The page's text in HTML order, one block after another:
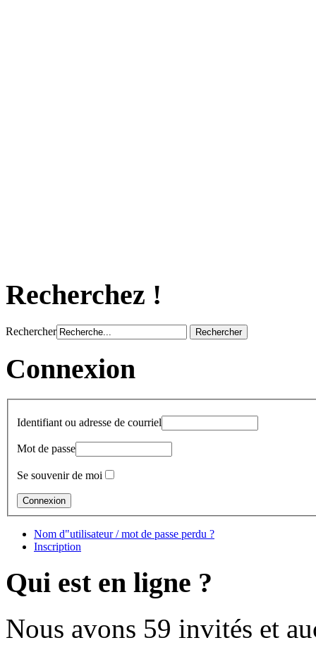
Recherchez !
Rechercher
Connexion
Identifiant ou adresse de courriel
Mot de passe
Se souvenir de moi
Nom d"utilisateur / mot de passe perdu ?
Inscription
Qui est en ligne ?
Nous avons 59 invités et